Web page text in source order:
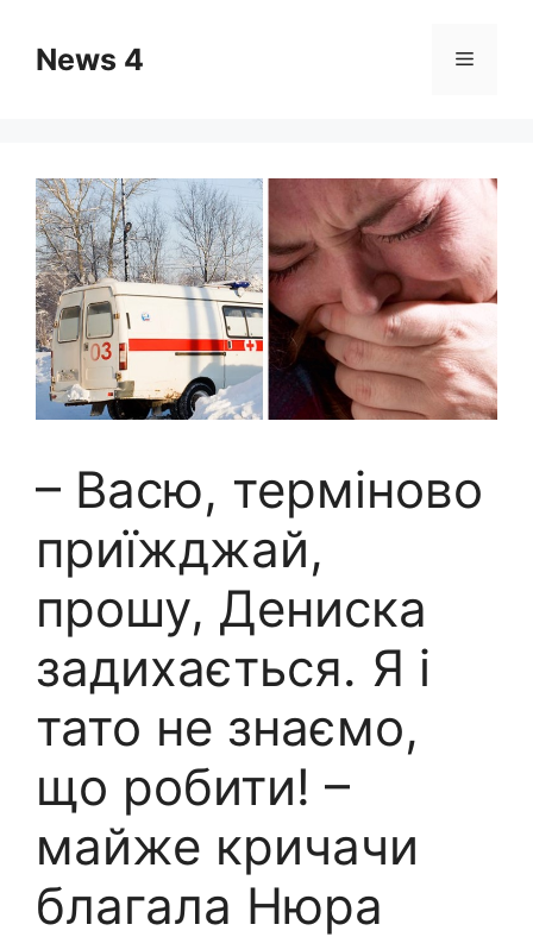
contentNews 4 Menu
– Васю, термiново
приїжджай,
прошу, Дениска
задихається. Я і
тато не знаємо,
що робити! –
майже кричачи
благала Нюра